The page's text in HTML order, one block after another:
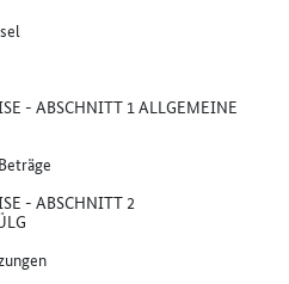
- ABSCHNITT 1 ALLGEMEINE
- ABSCHNITT 2